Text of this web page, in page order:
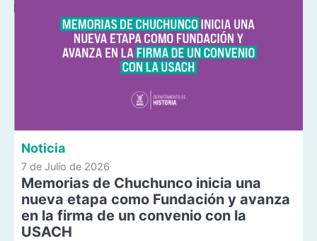
Noticia
7 de Julio de 2026
Memorias de Chuchunco inicia una
nueva etapa como Fundación y avanza
en la firma de un convenio con la
USACH